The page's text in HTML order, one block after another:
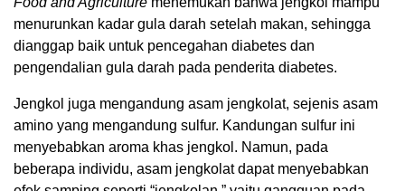
menurunkan kadar gula darah setelah makan, sehingga
dianggap baik untuk pencegahan diabetes dan
pengendalian gula darah pada penderita diabetes.
Jengkol juga mengandung asam jengkolat, sejenis asam
amino yang mengandung sulfur. Kandungan sulfur ini
menyebabkan aroma khas jengkol. Namun, pada
beberapa individu, asam jengkolat dapat menyebabkan